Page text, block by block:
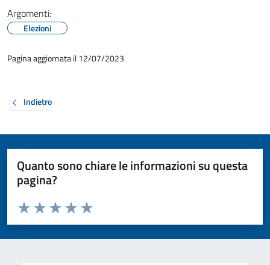
Argomenti:
Elezioni
Pagina aggiornata il 12/07/2023
Indietro
Quanto sono chiare le informazioni su questa
pagina?
Valuta da 1 a 5 stelle la pagina
Valuta 5 stelle su 5
Valuta 4 stelle su 5
Valuta 3 stelle su 5
Valuta 2 stelle su 5
Valuta 1 stelle su 5